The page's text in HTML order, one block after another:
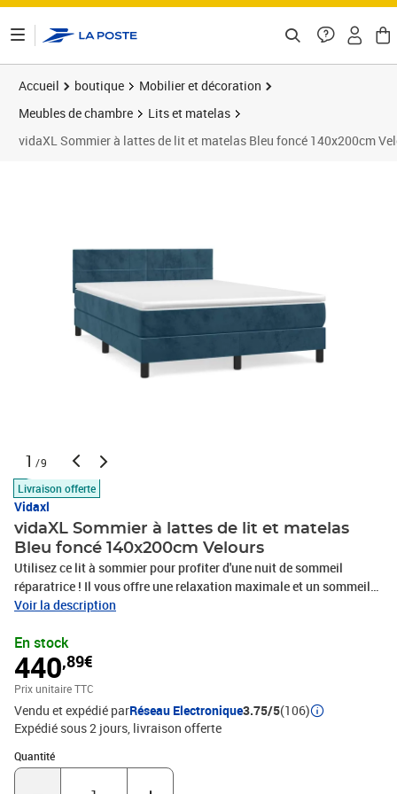
Accueil boutique
Mobilier et décoration
Meubles de chambre
Lits et matelas
vidaXL Sommier à lattes de lit et matelas Bleu foncé 140x200cm
1 /9
Livraison offerte
Vidaxl
vidaXL Sommier à lattes de lit et matelas
Bleu foncé 140x200cm Velours
Utilisez ce lit à sommier pour profiter d'une nuit de sommeil
réparatrice ! Il vous offre une relaxation maximale et un sommeil
agréable. Velours doux : le velours est un tissu doux et luxueux qui
ont une touche lisse. Le tissu en velours présente un toucher doux
distinctif, ce qui le rend confortable au toucher.Tête de lit pratique
: la tête de lit est réglable en hauteur selon vos préférences. La tête
de lit vous offre un excellent soutien du dos lorsque vous êtes
assis dans votre lit pour lire ou regarder la télévision.Matelas à
ressorts ensachés : le ressort ensaché individuel intégré est connu
pour sa très haute qualité tout en assurant un haut niveau de
durabilité et d'adaptabilité. Il peut absorber efficacement le bruit
Voir la description
En stock
440,89€
Prix unitaire TTC
Vendu et expédié parRéseau Electronique3.75/5(106)
Expédié sous 2 jours livraison offerte
Quantité
Quantité : 1